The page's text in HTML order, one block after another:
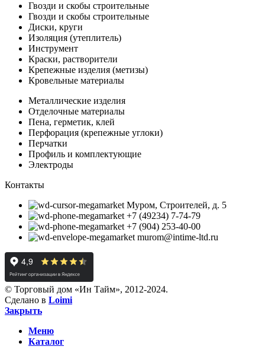
Гвозди и скобы строительные
Гвозди и скобы строительные
Диски, круги
Изоляция (утеплитель)
Инструмент
Краски, растворители
Крепежные изделия (метизы)
Кровельные материалы
Металлические изделия
Отделочные материалы
Пена, герметик, клей
Перфорация (крепежные углоки)
Перчатки
Профиль и комплектующие
Электроды
Контакты
Муром, Строителей, д. 5
+7 (49234) 7-74-79
+7 (904) 253-40-00
murom@intime-ltd.ru
© Торговый дом «Ин Тайм», 2012-2024.
Сделано в Loimi
Закрыть
Меню
Каталог